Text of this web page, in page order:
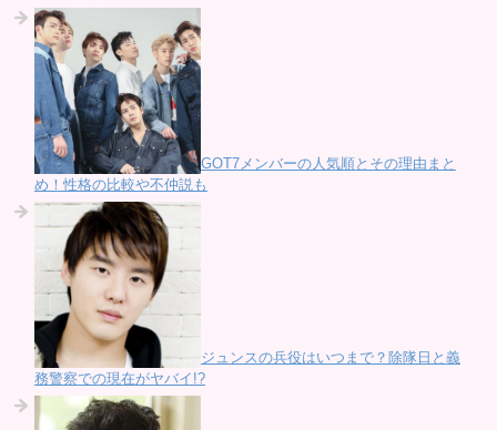
GOT7メンバーの人気順とその理由まと
め！性格の比較や不仲説も
ジュンスの兵役はいつまで？除隊日と義
務警察での現在がヤバイ!?